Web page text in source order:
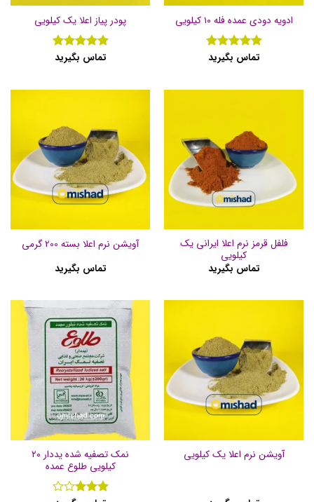
ادویه دودی عمده فله ۱۰ کیلویی
نمره 5از
تماس بگیرید
پودر پیاز اعلا یک کیلویی
نمره 5از
تماس بگیرید
فلفل قرمز نرم اعلا ایرانی یک
کیلویی
تماس بگیرید
آویشن نرم اعلا بسته 200 گرمی
تماس بگیرید
آویشن نرم اعلا یک کیلویی
نمک تصفیه شده یددار ۲۰
کیلویی طلوع عمده